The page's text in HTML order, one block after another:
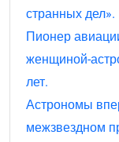
странных дел».
Пионер
женщиной-
лет.
Астрономы
межзвездном